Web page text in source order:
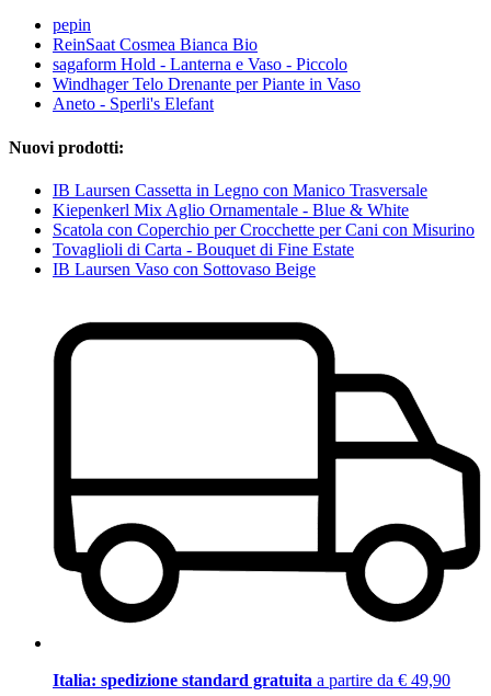
pepin
ReinSaat Cosmea Bianca Bio
sagaform Hold - Lanterna e Vaso - Piccolo
Windhager Telo Drenante per Piante in Vaso
Aneto - Sperli's Elefant
Nuovi prodotti:
IB Laursen Cassetta in Legno con Manico Trasversale
Kiepenkerl Mix Aglio Ornamentale - Blue & White
Scatola con Coperchio per Crocchette per Cani con Misurino
Tovaglioli di Carta - Bouquet di Fine Estate
IB Laursen Vaso con Sottovaso Beige
Italia: spedizione standard gratuita a partire da € 49,90